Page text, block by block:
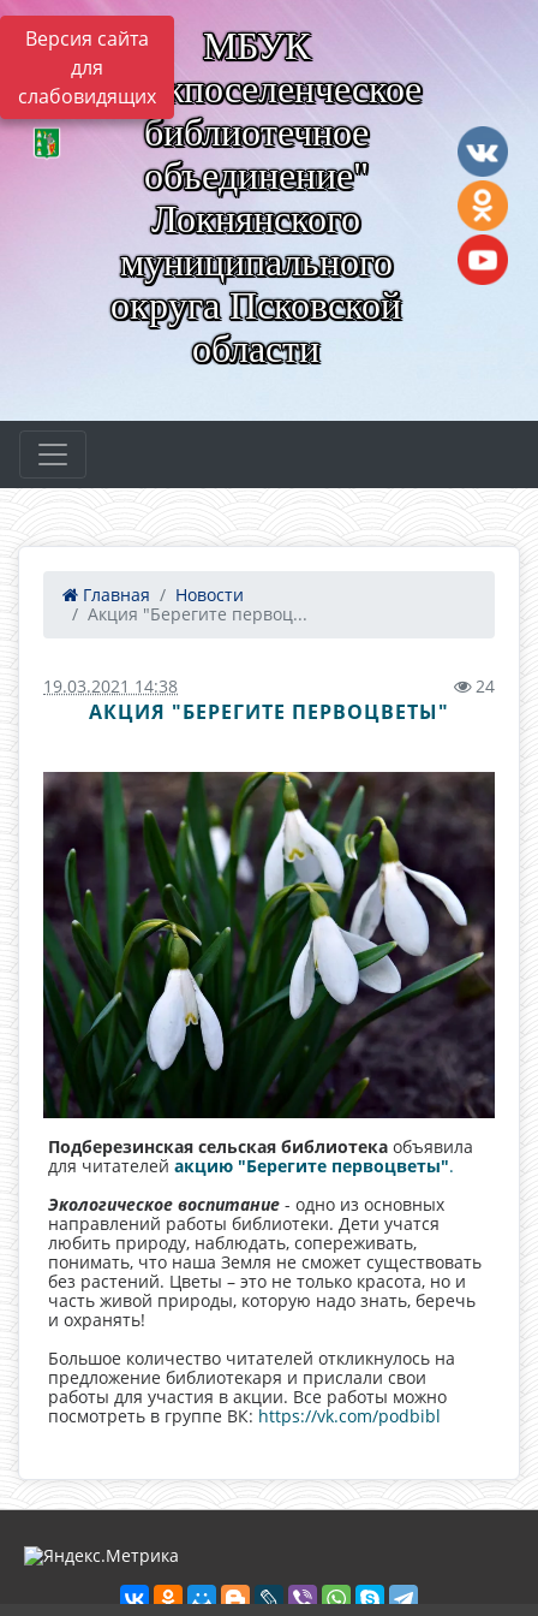
Версия сайта
для
слабовидящих
МБУК
"Межпоселенческое
библиотечное
объединение"
Локнянского
муниципального
округа Псковской
области
Главная
Новости
Акция "Берегите первоц...
19.03.2021 14:38 24
АКЦИЯ "БЕРЕГИТЕ ПЕРВОЦВЕТЫ"
Подберезинская сельская библиотека объявила
для читателей акцию "Берегите первоцветы".
Экологическое воспитание - одно из основных
направлений работы библиотеки. Дети учатся
любить природу, наблюдать, сопереживать,
понимать, что наша Земля не сможет существовать
без растений. Цветы – это не только красота, но и
часть живой природы, которую надо знать, беречь
и охранять!
Большое количество читателей откликнулось на
предложение библиотекаря и прислали свои
работы для участия в акции. Все работы можно
посмотреть в группе ВК: https://vk.com/podbibl